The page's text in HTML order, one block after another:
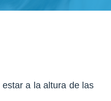
a la altura de las